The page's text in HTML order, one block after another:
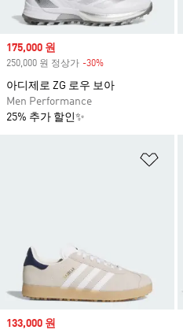
Sale price
175,000 원
250,000 원 정상가 -30%
아디제로 ZG 로우 보아
Men Performance
25% 추가 할인✨
Sale price
133,000 원